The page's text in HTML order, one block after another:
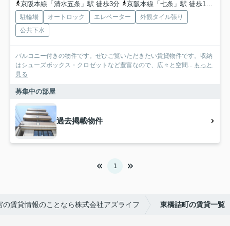
京阪本線「清水五条」駅 徒歩3分
京阪本線「七条」駅 徒歩12分
駐輪場 オートロック エレベーター
外観タイル張り
公共下水
バルコニー付きの物件です。ぜひご覧いただきたい賃貸物件です。収納
はシューズボックス・クロゼットなど豊富なので、広々と空間... もっと
見る
募集中の部屋
過去掲載物件
1
の賃貸情報のことなら株式会社アズライフ 東橋詰町の賃貸一覧